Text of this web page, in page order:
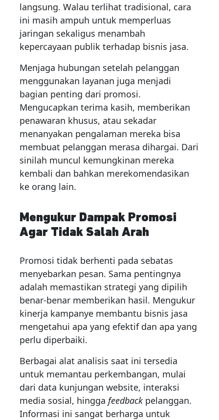
langsung. Walau terlihat tradisional, cara
ini masih ampuh untuk memperluas
jaringan sekaligus menambah
kepercayaan publik terhadap bisnis jasa.
Menjaga hubungan setelah pelanggan
menggunakan layanan juga menjadi
bagian penting dari promosi.
Mengucapkan terima kasih, memberikan
penawaran khusus, atau sekadar
menanyakan pengalaman mereka bisa
membuat pelanggan merasa dihargai. Dari
sinilah muncul kemungkinan mereka
kembali dan bahkan merekomendasikan
ke orang lain.
Mengukur Dampak Promosi
Agar Tidak Salah Arah
Promosi tidak berhenti pada sebatas
menyebarkan pesan. Sama pentingnya
adalah memastikan strategi yang dipilih
benar-benar memberikan hasil. Mengukur
kinerja kampanye membantu bisnis jasa
mengetahui apa yang efektif dan apa yang
perlu diperbaiki.
Berbagai alat analisis saat ini tersedia
untuk memantau perkembangan, mulai
dari data kunjungan website, interaksi
media sosial, hingga feedback pelanggan.
Informasi ini sangat berharga untuk